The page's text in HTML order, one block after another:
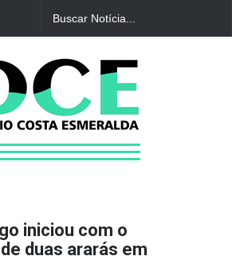
iniciou com o
duas ararás em